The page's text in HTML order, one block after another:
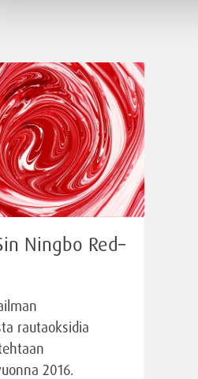
Ningbo Red–
rautaoksidia
2016.